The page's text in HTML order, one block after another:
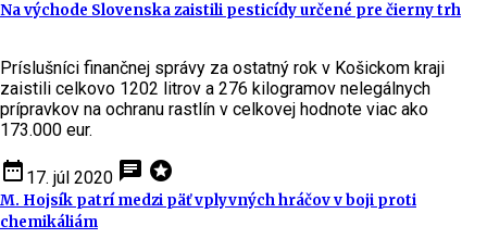
Na východe Slovenska zaistili pesticídy určené pre čierny trh
Príslušníci finančnej správy za ostatný rok v Košickom kraji
zaistili celkovo 1202 litrov a 276 kilogramov nelegálnych
prípravkov na ochranu rastlín v celkovej hodnote viac ako
173.000 eur.
date_range 17. júl 2020 chat stars
M. Hojsík patrí medzi päť vplyvných hráčov v boji proti
chemikáliám